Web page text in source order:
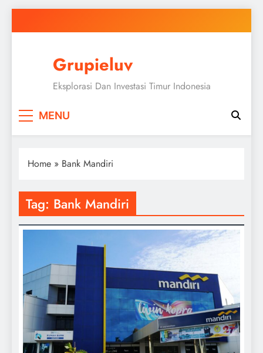
to
Grupieluv
Eksplorasi Dan Investasi Timur Indonesia
MENU
Home » Bank Mandiri
Tag: Bank Mandiri